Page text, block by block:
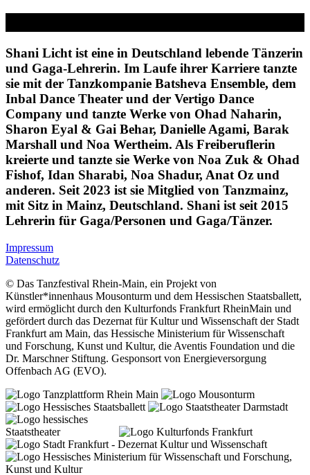
Shani Licht ist eine in Deutschland lebende Tänzerin
und Gaga-Lehrerin. Im Laufe ihrer Karriere tanzte
sie mit der Tanzkompanie Batsheva Ensemble, dem
Inbal Dance Theater und der Vertigo Dance
Company und tanzte Werke von Ohad Naharin,
Sharon Eyal & Gai Behar, Danielle Agami, Barak
Marshall und Noa Wertheim. Als Freiberuflerin
kreierte und tanzte sie Werke von Noa Zuk & Ohad
Fishof, Idan Sharabi, Noa Shadur, Anat Oz und
anderen. Seit 2023 ist sie Mitglied von Tanzmainz,
mit Sitz in Mainz, Deutschland. Shani ist seit 2015
Lehrerin für Gaga/Personen und Gaga/Tänzer.
Impressum
Datenschutz
© Das Tanzfestival Rhein-Main, ein Projekt von
Künstler*innenhaus Mousonturm und dem Hessischen Staatsballett,
wird ermöglicht durch den Kulturfonds Frankfurt RheinMain und
gefördert durch das Dezernat für Kultur und Wissenschaft der Stadt
Frankfurt am Main, das Hessische Ministerium für Wissenschaft
und Forschung, Kunst und Kultur, die Aventis Foundation und die
Dr. Marschner Stiftung. Gesponsort von Energieversorgung
Offenbach AG (EVO).